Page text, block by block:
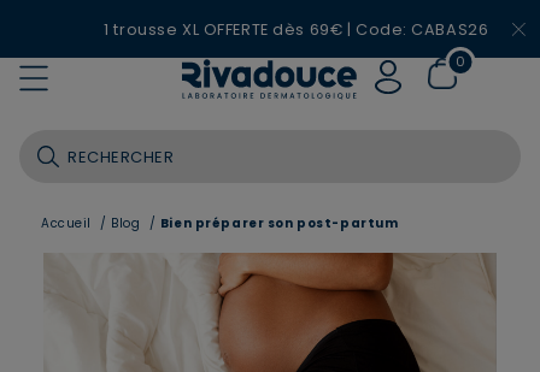
1 trousse XL OFFERTE dès 69€ | Code: CABAS26
0
Accueil / Blog / Bien préparer son post-partum